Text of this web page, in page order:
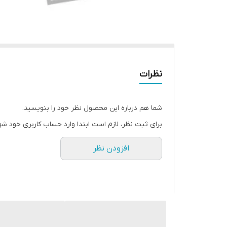
نظرات
شما هم درباره این محصول نظر خود را بنویسید.
برای ثبت نظر، لازم است ابتدا وارد حساب کاربری خود
افزودن نظر